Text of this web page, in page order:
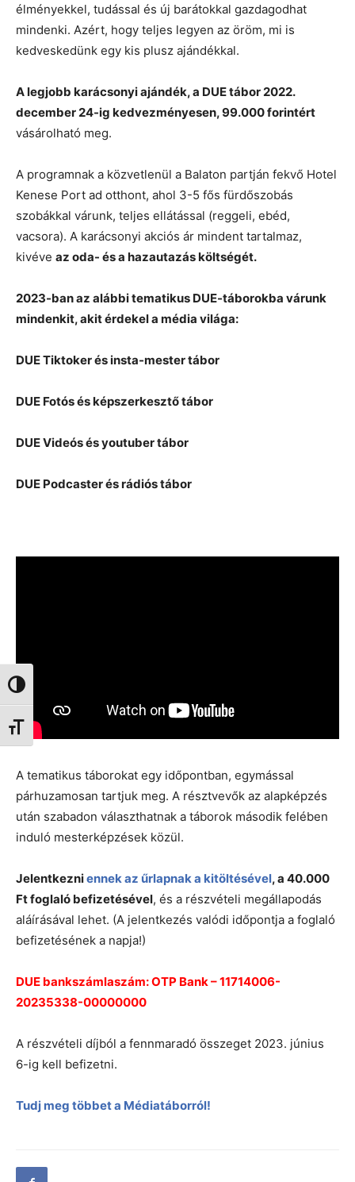
Nagy kontraszt váltása
Betűméret váltása
élményekkel, tudással és új barátokkal gazdagodhat
mindenki. Azért, hogy teljes legyen az öröm, mi is
kedveskedünk egy kis plusz ajándékkal.
A legjobb karácsonyi ajándék, a DUE tábor2022.
december 24-ig kedvezményesen, 99.000 forintért
vásárolható meg.
A programnak a közvetlenül a Balaton partján fekvő Hotel
Kenese Port ad otthont, ahol 3-5 fős fürdőszobás
szobákkal várunk, teljes ellátással (reggeli, ebéd,
vacsora). A karácsonyi akciós ár mindent tartalmaz,
kivéve az oda- és a hazautazás költségét.
2023-ban az alábbi tematikus DUE-táborokba várunk
mindenkit, akit érdekel a média világa:
DUE Tiktoker és insta-mester tábor
DUE Fotós és képszerkesztő tábor
DUE Videós és youtuber tábor
DUE Podcaster és rádiós tábor
A tematikus táborokat egy időpontban, egymással
párhuzamosan tartjuk meg. A résztvevők az alapképzés
után szabadon választhatnak a táborok második felében
induló mesterképzések közül.
Jelentkezniennek az űrlapnak a kitöltésével, a 40.000
Ft foglaló befizetésével, és a részvételi megállapodás
aláírásával lehet. (A jelentkezés valódi időpontja a foglaló
befizetésének a napja!)
DUE bankszámlaszám: OTP Bank – 11714006-
20235338-00000000
A részvételi díjból a fennmaradó összeget 2023. június
6-ig kell befizetni.
Tudj meg többet a Médiatáborról!